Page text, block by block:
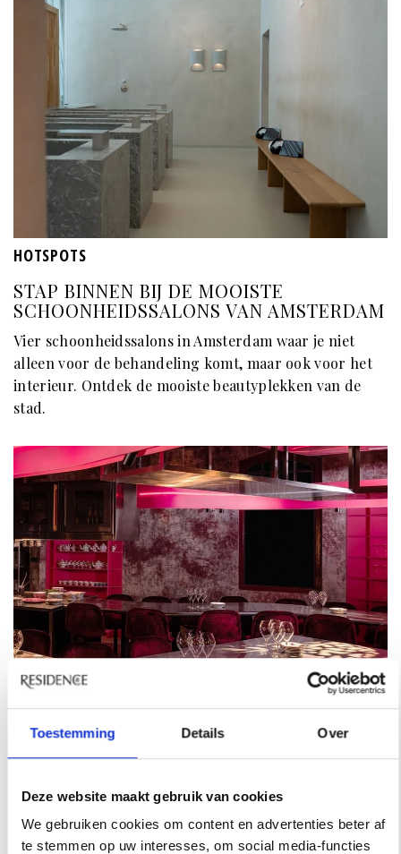
Toestemming Details Over
Deze website maakt gebruik van cookies
We gebruiken cookies om content en advertenties beter af
te stemmen op uw interesses, om social media-functies
HOTSPOTS
STAP BINNEN BIJ DE MOOISTE
SCHOONHEIDSSALONS VAN AMSTERDAM
Vier schoonheidssalons in Amsterdam waar je niet
alleen voor de behandeling komt, maar ook voor het
interieur. Ontdek de mooiste beautyplekken van de
stad.
REISINSPIRATIE